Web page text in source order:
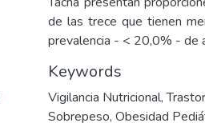
de las trece que tienen
prevalencia - < 20,0% - de
Keywords
Vigilancia Nutricional,
Sobrepeso, Obesidad